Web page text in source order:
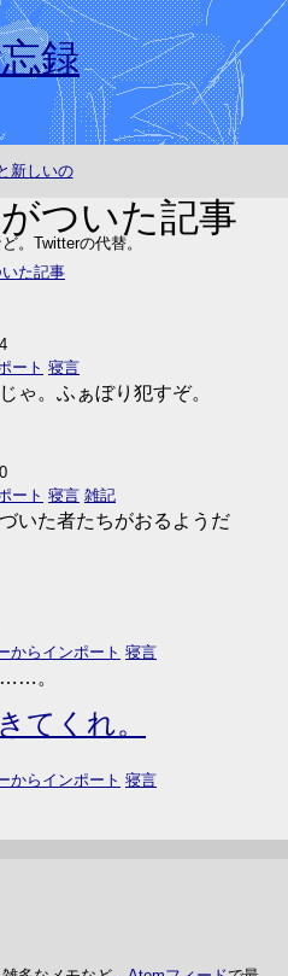
録
新しいの
ついた記事
。Twitterの代替。
た記事
ート 寝言
ゃ。ふぁぼり犯すぞ。
ート 寝言 雑記
いた者たちがおるようだ
からインポート 寝言
……。
てくれ。
からインポート 寝言